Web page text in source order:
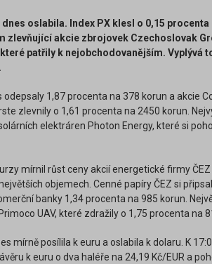
oslabila. Index PX klesl o 0,15
zlevňující akcie zbrojovek Czechoslovak
patřily k nejobchodovanějším. Vyplývá
odepsaly 1,87 procenta na 378 korun a akcie
zlevnily o 1,61 procenta na 2450 korun.
elektráren Photon Energy, které si
mírnil růst ceny akcií energetické firmy
objemech. Cenné papíry ČEZ si
banky 1,34 procenta na 985 korun.
UAV, které zdražily o 1,75 procenta na
mírně posílila k euru a oslabila k dolaru. K
k euru o dva haléře na 24,19 Kč/EUR a